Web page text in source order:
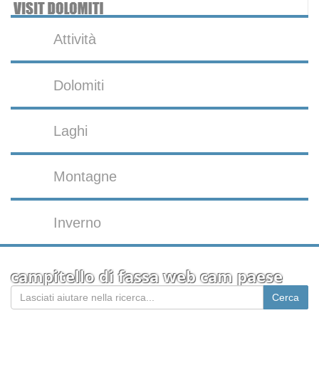
Attività
Dolomiti
Laghi
Montagne
Inverno
campitello di fassa web cam paese